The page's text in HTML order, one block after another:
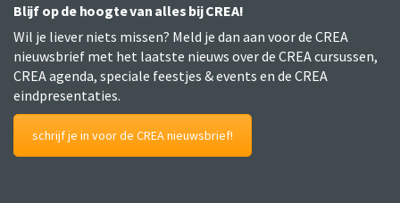
Blijf op de hoogte van alles bij CREA!
Wil je liever niets missen? Meld je dan aan voor de CREA
nieuwsbrief met het laatste nieuws over de CREA cursussen,
CREA agenda, speciale feestjes & events en de CREA
eindpresentaties.
schrijf je in voor de CREA nieuwsbrief!